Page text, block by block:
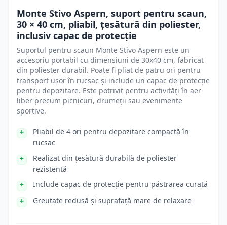
Monte Stivo Aspern, suport pentru scaun,
30 × 40 cm, pliabil, țesătură din poliester,
inclusiv capac de protecție
Suportul pentru scaun Monte Stivo Aspern este un
accesoriu portabil cu dimensiuni de 30x40 cm, fabricat
din poliester durabil. Poate fi pliat de patru ori pentru
transport ușor în rucsac și include un capac de protecție
pentru depozitare. Este potrivit pentru activități în aer
liber precum picnicuri, drumeții sau evenimente
sportive.
Pliabil de 4 ori pentru depozitare compactă în
rucsac
Realizat din țesătură durabilă de poliester
rezistentă
Include capac de protecție pentru păstrarea curată
Greutate redusă și suprafață mare de relaxare